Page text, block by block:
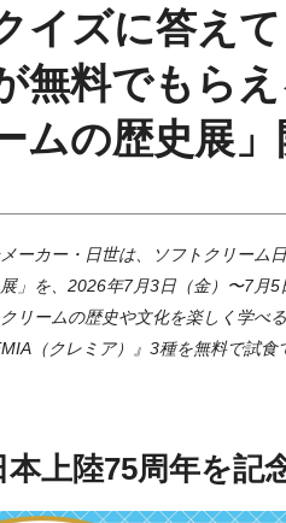
イズに答え
無料でもら
ムの歴史展
ーカー・日世は、ソフトクリーム
」を、2026年7月3日（金）〜7月
リームの歴史や文化を楽しく学べ
（クレミア）』3種を無料で試食
上陸75周年を記